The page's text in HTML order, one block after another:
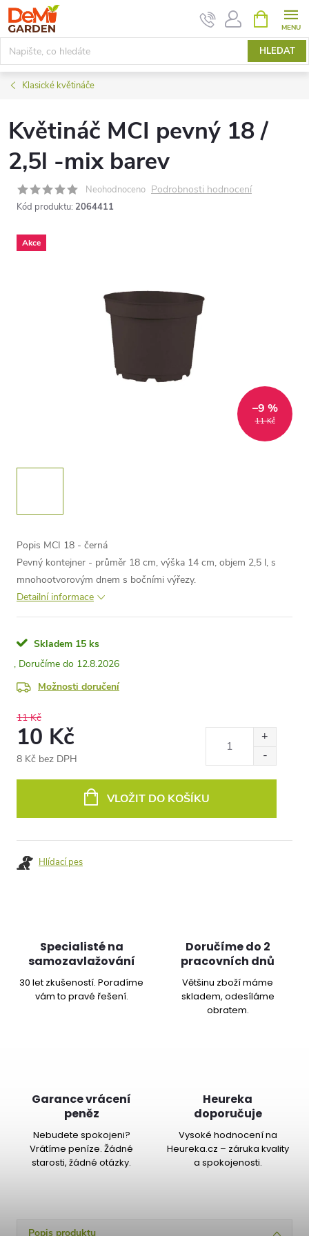
Přejít
na
obsah
HLEDAT
NÁKUPNÍ
KOŠÍK
Klasické květináče
Květináč MCI pevný 18 /
2,5l -mix barev
Neohodnoceno Podrobnosti hodnocení
Kód produktu: 2064411
Akce
11 Kč
–9 %
Popis MCI 18 - černá
Pevný kontejner - průměr 18 cm, výška 14 cm, objem 2,5 l, s
mnohootvorovým dnem s bočními výřezy.
Detailní informace
Skladem 15 ks
12.8.2026
Možnosti doručení
11 Kč
10 Kč
8 Kč bez DPH
VLOŽIT DO KOŠÍKU
Hlídací pes
Specialisté na
samozavlažování
30 let zkušeností. Poradíme
vám to pravé řešení.
Doručíme do 2
pracovních dnů
Většinu zboží máme
skladem, odesíláme
obratem.
Garance vrácení
peněz
Nebudete spokojeni?
Vrátíme peníze. Žádné
starosti, žádné otázky.
Heureka
doporučuje
Vysoké hodnocení na
Heureka.cz – záruka kvality
a spokojenosti.
Popis produktu